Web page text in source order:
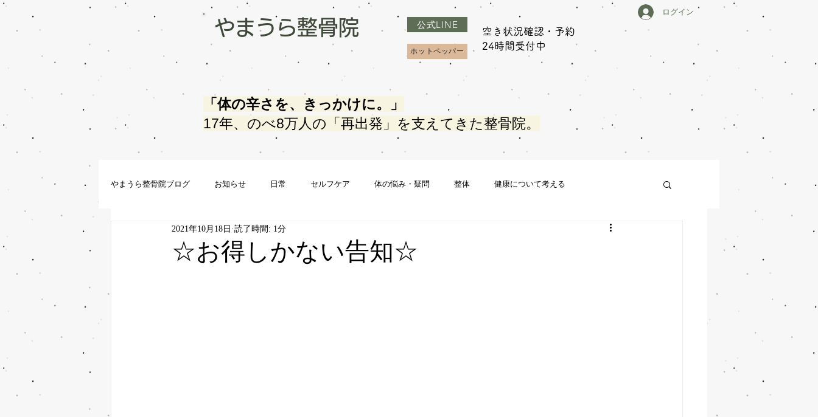
やまうら整骨院 公式LINE
ホットペッパー
空き状況確認・予約
​24時間受付中
ログイン
「体の辛さを、きっかけに。」
17年、のべ8万人の「再出発」を支えてきた整骨院。
やまうら整骨院ブログ お知らせ 日常 セルフケア 体の悩み・疑問 整体 健康について考える
☆お得しかない告知☆
2021年10月18日 読了時間: 1分